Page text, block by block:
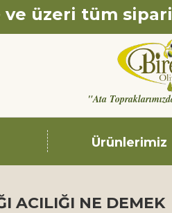
ve üzeri tüm
"Ata
Ürünlerimiz
ACILIĞI NE DEMEK